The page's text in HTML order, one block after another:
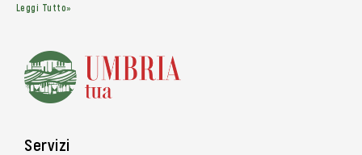
Leggi Tutto»
Servizi